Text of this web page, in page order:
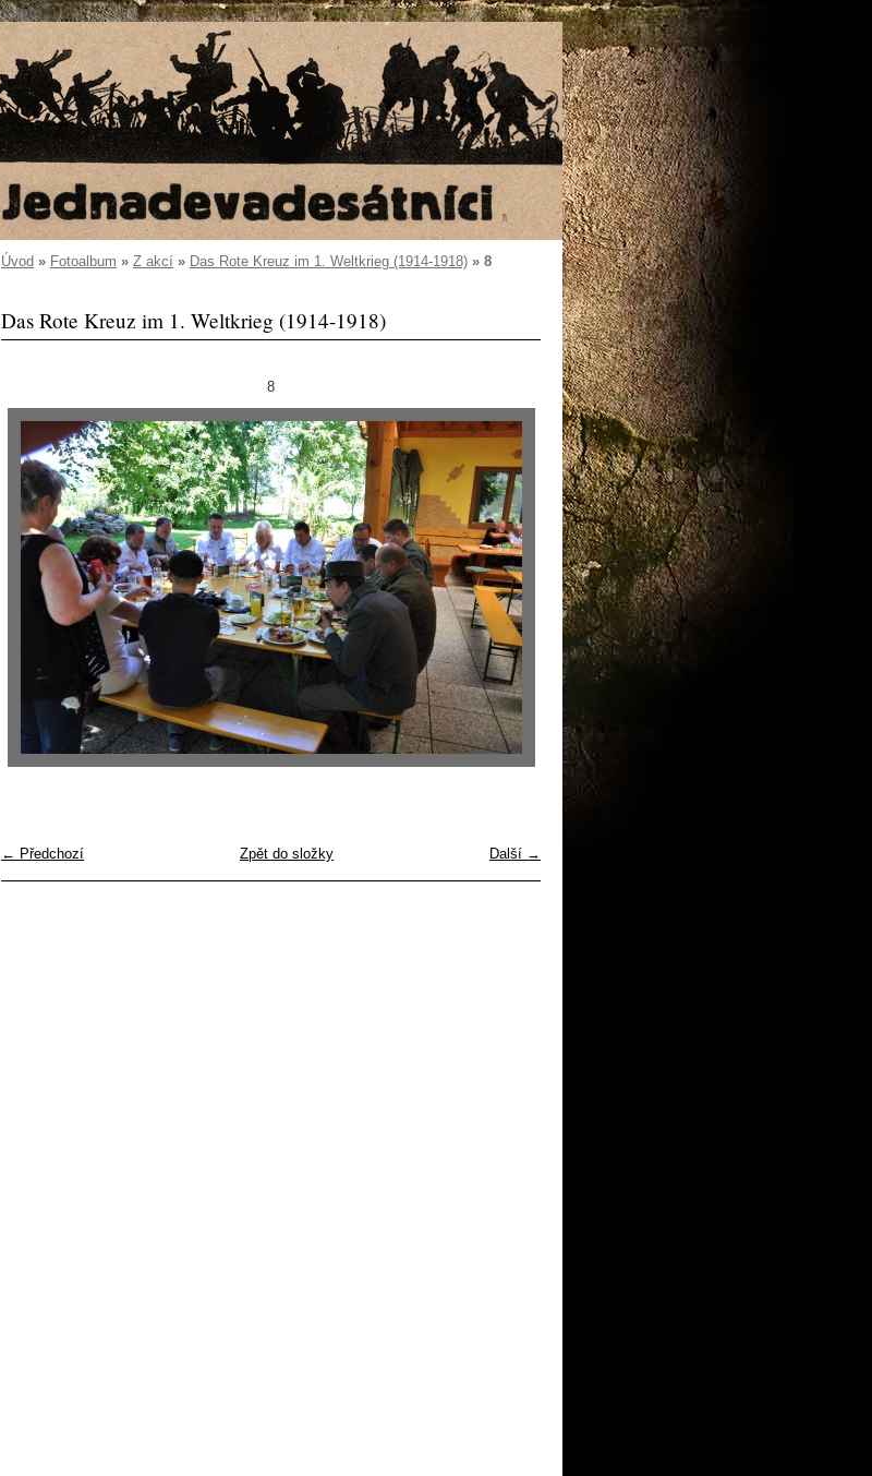
Úvod » Fotoalbum » Z akcí » Das Rote Kreuz im 1. Weltkrieg (1914-1918) » 8
Das Rote Kreuz im 1. Weltkrieg (1914-1918)
8
← Předchozí Další →
Zpět do složky